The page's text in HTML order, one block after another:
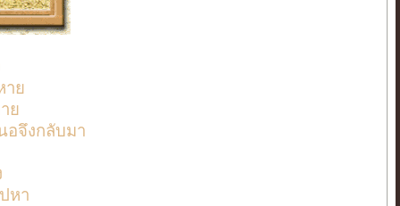
าย
ย
อจึงกลับมา
หา